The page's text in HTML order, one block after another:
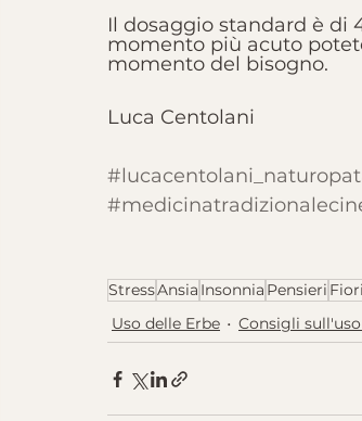
Il dosaggio standard è di
momento più acuto
momento del bisogno.
Luca Centolani
StressAnsia Insonnia Pensieri
Uso delle Erbe
Consigli